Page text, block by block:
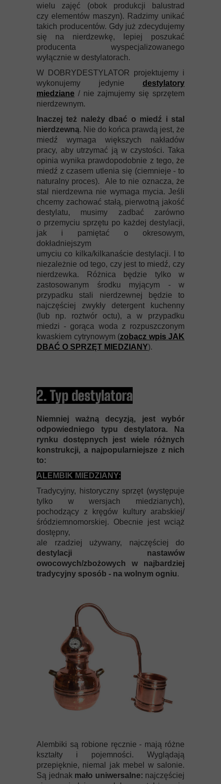
wielu zajęć (obok produkcji balustrad
czy elementów maszyn). Radzimy unikać
takich producentów. Gdy już zdecydujemy
się na nierdzewkę, lepiej poszukać
producenta wyspecjalizowanego
wyłącznie w destylatorach.
W DOBRYDESTYLATOR projektujemy i
wykonujemy jedynie destylatory
miedziane / nie zajmujemy się sprzętem
nierdzewnym.
Inaczej też należy dbać o miedź i stal
nierdzewną. Nie do końca prawdą jest, że
miedź wymaga większych nakładów
pracy, aby utrzymać ją w czystości. Taka
opinia wynika prawdopodobnie z tego, że
miedź z czasem utlenia się (ciemnieje - to
naturalny proces). Ale to nie oznacza, że
stal nierdzewna nie wymaga mycia. Jeśli
chcemy zachować stałą, pierwotną jakość
destylatu, musimy zadbać zarówno
o przemyciu sprzętu po każdej destylacji,
jak i pamiętać o okresowym,
dokładniejszym
umyciu co kilka/kilkanaście destylacji. I to
niezależnie od tego, czy jest to miedź, czy
nierdzewka. Różnica będzie tylko w
zastosowanym środku myjącym - w
przypadku stali nierdzewnej będzie to
najczęściej zwykły detergent kuchenny
(lub np. roztwór octu), a w przypadku
miedzi - gorąca woda z rozpuszczonym
kwaskiem cytrynowym (zobacz wpis JAK
DBAĆ O SPRZĘT MIEDZIANY).
2. Typ destylatora
Niemniej ważną decyzją, jest wybór
odpowiedniego typu destylatora. Na
rynku dostępnych jest wiele różnych
konstrukcji, a najpopularniejsze z nich
to:
ALEMBIK MIEDZIANY:
Tradycyjny, historyczny sprzęt (występuje
tylko w wersjach miedzianych),
pochodzący z kręgów kultury arabskiej/
śródziemnomorskiej. Obecnie jest wciąż
dostępny,
ale rzadziej używany, najczęściej do
destylacji nastawów
owocowych/zbożowych w najbardziej
tradycyjny sposób - na wolnym ogniu.
Alembiki są robione ręcznie - mają różne
kształty i pojemności. Wyglądają
przepięknie, niemal jak mebel w salonie.
Są jednak mało uniwersalne: najczęściej